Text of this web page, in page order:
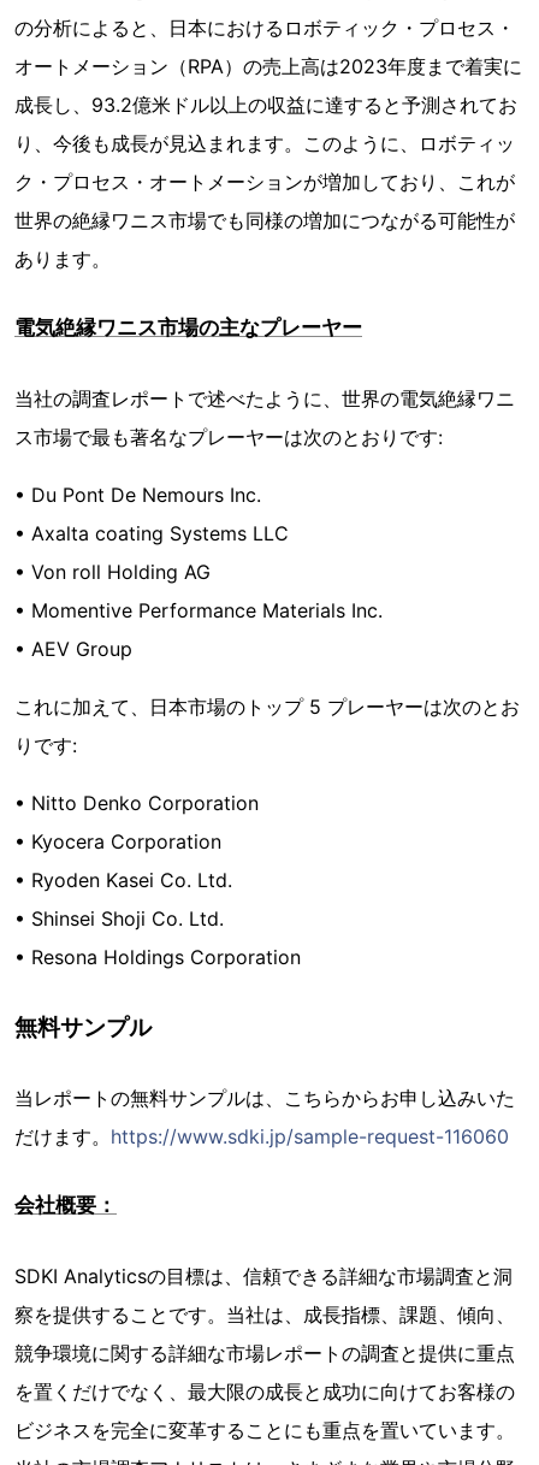
の分析によると、日本におけるロボティック・プロセス・
オートメーション（RPA）の売上高は2023年度まで着実に
成長し、93.2億米ドル以上の収益に達すると予測されてお
り、今後も成長が見込まれます。このように、ロボティッ
ク・プロセス・オートメーションが増加しており、これが
世界の絶縁ワニス市場でも同様の増加につながる可能性が
あります。
電気絶縁ワニス市場の主なプレーヤー
当社の調査レポートで述べたように、世界の電気絶縁ワニ
ス市場で最も著名なプレーヤーは次のとおりです:
• Du Pont De Nemours Inc.
• Axalta coating Systems LLC
• Von roll Holding AG
• Momentive Performance Materials Inc.
• AEV Group
これに加えて、日本市場のトップ 5 プレーヤーは次のとお
りです:
• Nitto Denko Corporation
• Kyocera Corporation
• Ryoden Kasei Co. Ltd.
• Shinsei Shoji Co. Ltd.
• Resona Holdings Corporation
無料サンプル
当レポートの無料サンプルは、こちらからお申し込みいた
だけます。 https://www.sdki.jp/sample-request-116060
会社概要：
SDKI Analyticsの目標は、信頼できる詳細な市場調査と洞
察を提供することです。当社は、成長指標、課題、傾向、
競争環境に関する詳細な市場レポートの調査と提供に重点
を置くだけでなく、最大限の成長と成功に向けてお客様の
ビジネスを完全に変革することにも重点を置いています。